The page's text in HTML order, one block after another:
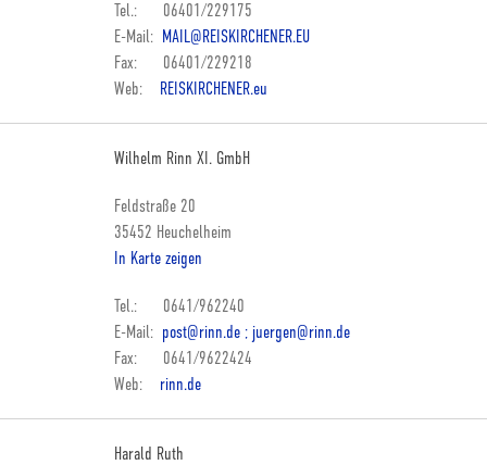
Tel.: 06401/229175
E-Mail: MAIL@REISKIRCHENER.EU
Fax: 06401/229218
Web:
REISKIRCHENER.eu
Wilhelm Rinn XI. GmbH
Feldstraße 20
35452 Heuchelheim
In Karte zeigen
Tel.: 0641/962240
E-Mail: post@rinn.de ; juergen@rinn.de
Fax: 0641/9622424
Web: rinn.de
Harald Ruth